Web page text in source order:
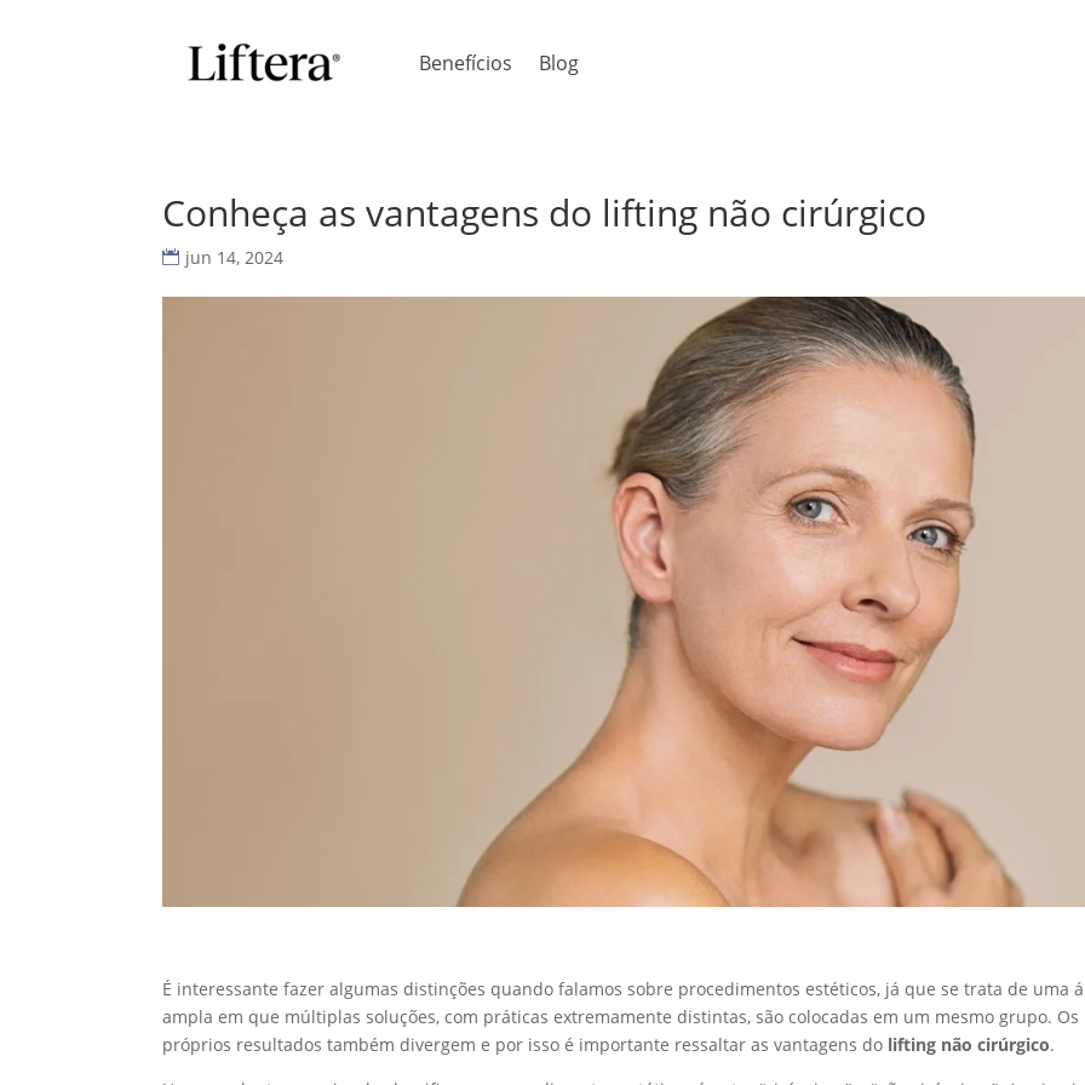
Benefícios Blog
Conheça as vantagens do lifting não cirúrgico
jun 14, 2024
É interessante fazer algumas distinções quando falamos sobre procedimentos estéticos, já que se trata de uma
ampla em que múltiplas soluções, com práticas extremamente distintas, são colocadas em um mesmo grupo. Os
próprios resultados também divergem e por isso é importante ressaltar as vantagens do lifting não cirúrgico.